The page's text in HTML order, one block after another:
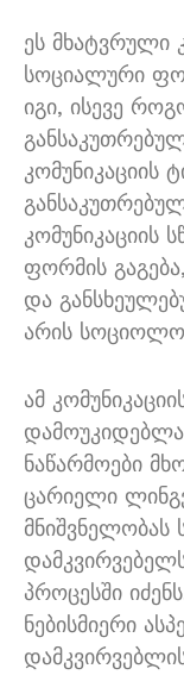
ეს მხატვრული
სოციალური
იგი, ისევე
კომუნიკაციის
კომუნიკაციის
ფორმის
და
არის
ამ
ნაწარმოები
ცარიელი
პროცესში
ნებისმიერი